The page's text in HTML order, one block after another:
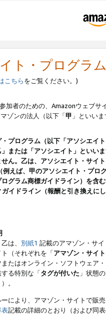
ト・プログラ
こちらをご覧ください。)
加者のための、Amazonウェブサ
ゾンの法人（以下「甲 」といい
プログラム（以下「アソシエイ
」または「アソシエイト」とい
ん。乙は、アソシエイト・サイ
例えば、甲のアソシエイト・プ
グラム商標ガイドライン）を
イドライン（報酬と引き換えに
は、 別紙1 記載のアマゾン・サ
（それぞれを「アマゾン・サイト
たはオンライン・ソフトウェア
る特別な「タグが付いた 」状態
。
により、アマゾン・サイトで販
表記載の詳細のとおり（および同